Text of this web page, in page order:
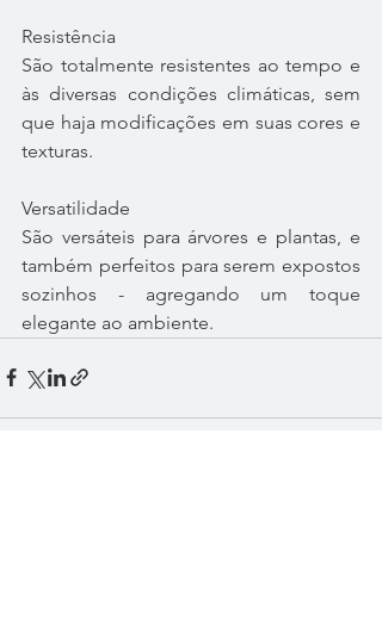
Resistência
São totalmente resistentes ao tempo e
às diversas condições climáticas, sem
que haja modificações em suas cores e
texturas.
Versatilidade
São versáteis para árvores e plantas, e
também perfeitos para serem expostos
sozinhos - agregando um toque
elegante ao ambiente.